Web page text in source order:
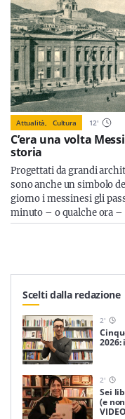
Attualità, Cultura 12'
C’era una volta
storia
Progettati da grandi
sono anche un simbolo
giorno i messinesi gli
minuto – o qualche ora
Scelti dalla redazione
2'
2026:
2'
Sei
(e
VIDEO